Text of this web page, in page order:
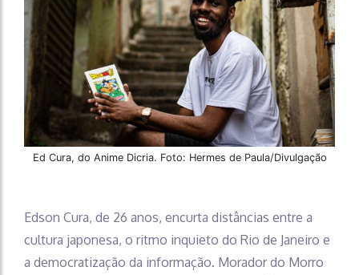
Ed Cura, do Anime Dicria. Foto: Hermes de Paula/Divulgação
Edson Cura, de 26 anos, encurta distâncias entre a
cultura japonesa, o ritmo inquieto do Rio de Janeiro e
a democratização da informação. Morador do Morro